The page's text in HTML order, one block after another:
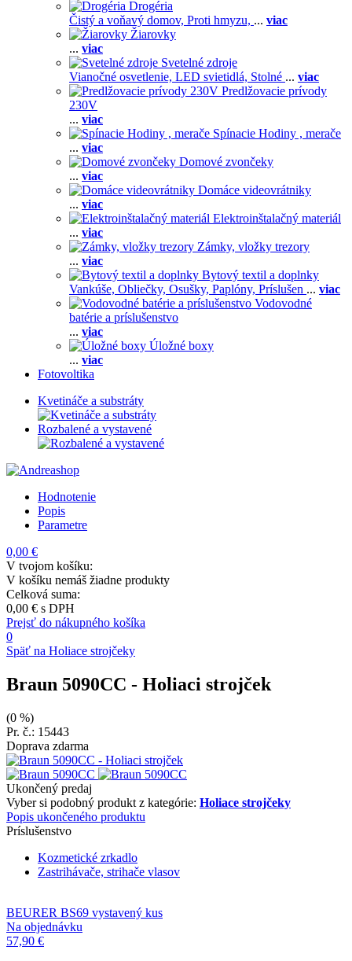
Drogéria
Čistý a voňavý domov, Proti hmyzu, ... viac
Žiarovky
... viac
Svetelné zdroje
Vianočné osvetlenie, LED svietidlá, Stolné ... viac
Predlžovacie prívody
230V
... viac
Spínacie Hodiny , merače
... viac
Domové zvončeky
... viac
Domáce videovrátniky
... viac
Elektroinštalačný materiál
... viac
Zámky, vložky trezory
... viac
Bytový textil a doplnky
Vankúše, Obliečky, Osušky, Paplóny, Príslušen ... viac
Vodovodné
batérie a príslušenstvo
... viac
Úložné boxy
... viac
Fotovoltika
Kvetináče a substráty
Rozbalené a vystavené
Hodnotenie
Popis
Parametre
0,00 €
V tvojom košíku:
V košíku nemáš žiadne produkty
Celková suma:
0,00 € s DPH
Prejsť do nákupného košíka
0
Späť na Holiace strojčeky
Braun 5090CC - Holiaci strojček
(0 %)
Pr. č.: 15443
Doprava zdarma
Ukončený predaj
Vyber si podobný produkt z kategórie: Holiace strojčeky
Popis ukončeného produktu
Príslušenstvo
Kozmetické zrkadlo
Zastrihávače, strihače vlasov
BEURER BS69 vystavený kus
Na objednávku
57,90 €